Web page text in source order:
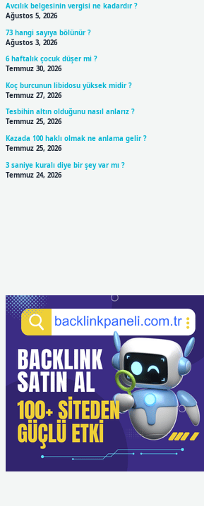
Avcılık belgesinin vergisi ne kadardır ?
Ağustos 5, 2026
73 hangi sayıya bölünür ?
Ağustos 3, 2026
6 haftalık çocuk düşer mi ?
Temmuz 30, 2026
Koç burcunun libidosu yüksek midir ?
Temmuz 27, 2026
Tesbihin altın olduğunu nasıl anlarız ?
Temmuz 25, 2026
Kazada 100 haklı olmak ne anlama gelir ?
Temmuz 25, 2026
3 saniye kuralı diye bir şey var mı ?
Temmuz 24, 2026